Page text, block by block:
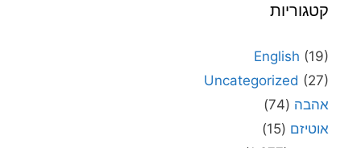
קטגוריות
English (19)
Uncategorized (27)
אהבה (74)
אוטיזם (15)